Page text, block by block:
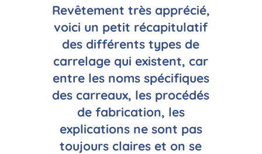
Revêtement très apprécié,
voici un petit récapitulatif
des différents types de
carrelage qui existent, car
entre les noms spécifiques
des carreaux, les procédés
de fabrication, les
explications ne sont pas
toujours claires et on se